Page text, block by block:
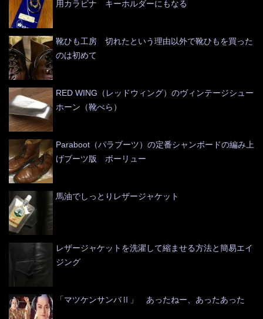
用カラビナ キーホルダーにもなる
靴ひも工房 切れたという理由以外で靴ひもを買った
のは初めて
RED WING（レッドウィング）のヴィンテージシュー
ホーン（靴べら）
Paraboot（パラブーツ）の定番シャンボードの編み上
げブーツ版 ボーリュー
馬油でしっとりレザージャケット
レザージャケットを洗濯して縮ませる方法と簡易エイ
ジング
「マツケンサンバⅡ」 あったねー、あったあった